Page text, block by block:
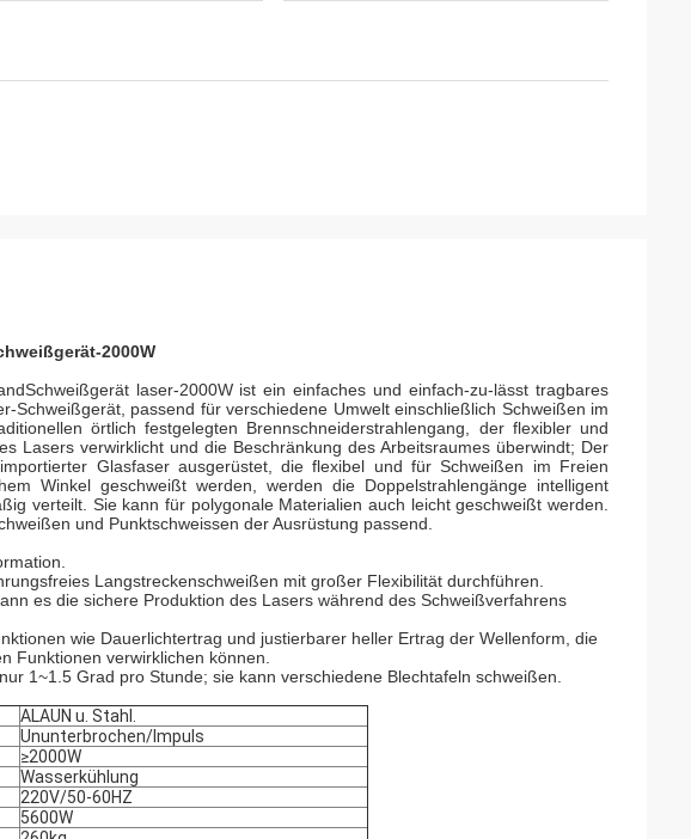
2000W
laser-2000W ist ein einfaches und einfach-zu-lässt tragbares
Schweißgerät, passend für verschiedene Umwelt einschließlich Schweißen im
örtlich festgelegten Brennschneiderstrahlengang, der flexibler und
Lasers verwirklicht und die Beschränkung des Arbeitsraumes überwindt; Der
Glasfaser ausgerüstet, die flexibel und für Schweißen im Freien
Winkel geschweißt werden, werden die Doppelstrahlengänge intelligent
verteilt. Sie kann für polygonale Materialien auch leicht geschweißt werden.
und Punktschweissen der Ausrüstung passend.
Langstreckenschweißen mit großer Flexibilität durchführen.
es die sichere Produktion des Lasers während des Schweißverfahrens
wie Dauerlichtertrag und justierbarer heller Ertrag der Wellenform, die
Funktionen verwirklichen können.
1~1.5 Grad pro Stunde; sie kann verschiedene Blechtafeln schweißen.
ALAUN u. Stahl.
Ununterbrochen/Impuls
≥2000W
Wasserkühlung
220V/50-60HZ
5600W